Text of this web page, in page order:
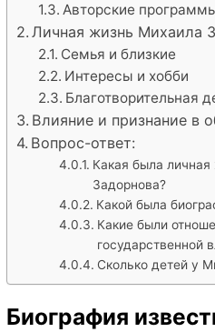
Авторские
Личная жизнь Михаила
Семья и близкие
Интересы и хобби
Благотворительная
Влияние и признание в
Вопрос-ответ:
Какая была
Задорнова?
Какой была
Какие были
государственной
Сколько детей у
Биография